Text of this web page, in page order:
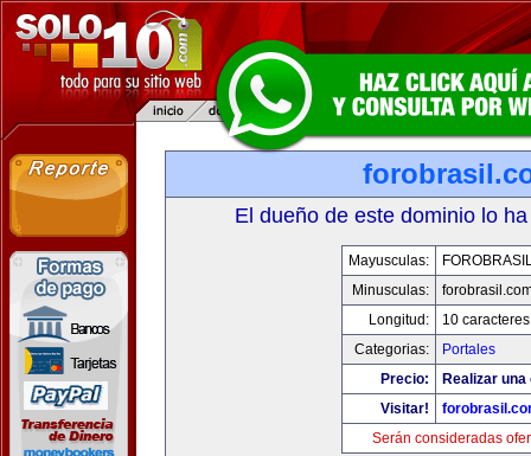
El dueño de este dominio lo
Mayusculas:
Minusculas:
Longitud:
10 caracteres
Categorias:
Portales
Precio:
Realizar
Visitar!
Serán consideradas